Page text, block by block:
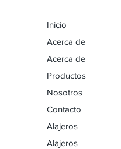
Inicio
Acerca de
Acerca de
Productos
Nosotros
Contacto
Alajeros
Alajeros